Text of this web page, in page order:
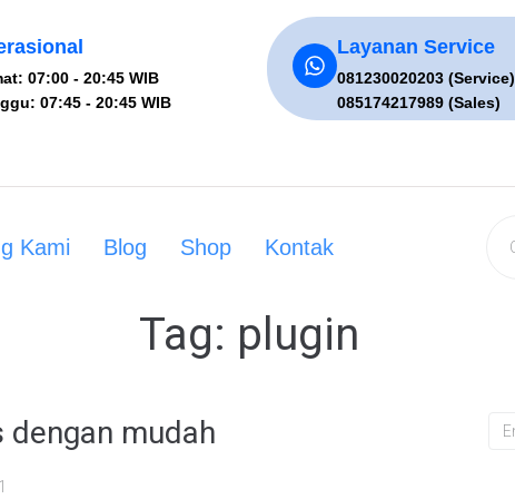
07:00 - 20:45 WIB
07:45 - 20:45 WIB
Layanan Service
081230020203 (Service)
085174217989 (Sales)
Kami Blog Shop Kontak
Tag: plugin
dengan mudah